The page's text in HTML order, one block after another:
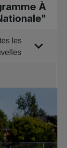
À
les
le jeu